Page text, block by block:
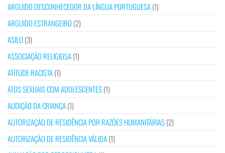
ARGUIDO DESCONHECEDOR DA LÍNGUA PORTUGUESA(1)
ARGUIDO ESTRANGEIRO (2)
ASILO (3)
ASSOCIAÇÃO RELIGIOSA(1)
ATITUDE RACISTA(1)
ATOS SEXUAIS COM ADOLESCENTES(1)
AUDIÇÃO DA CRIANÇA(1)
AUTORIZAÇÃO DE RESIDÊNCIA POR RAZÕES HUMANITÁRIAS(2)
AUTORIZAÇÃO DE RESIDÊNCIA VÁLIDA(1)